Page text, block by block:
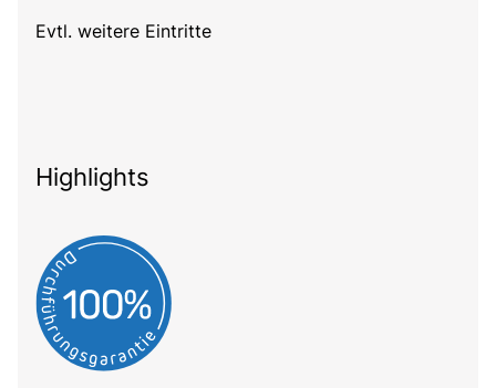
Evtl. weitere Eintritte
Highlights